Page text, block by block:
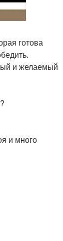
готова
и желаемый
и много